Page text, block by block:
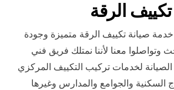
الرقة
صيانة تكييف الرقة متميزة وجودة
وتواصلوا معنا لأننا نمتلك فريق فني
لخدمات تركيب التكييف المركزي
السكنية والجوامع والمدارس وغيرها